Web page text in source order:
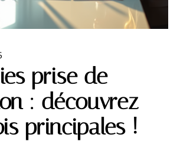
prise de
: découvrez
principales !